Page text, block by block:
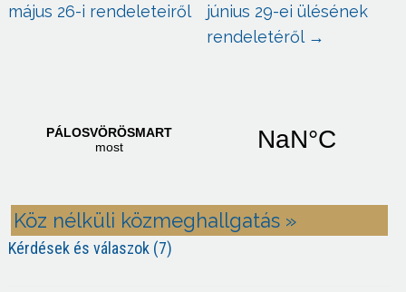
Köz nélküli közmeghallgatás »
Kérdések és válaszok (7)
május 26-i rendeleteiről
június 29-ei ülésének
rendeletéről →